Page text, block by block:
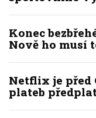
Konec
Nově ho musí
Netflix je před
plateb